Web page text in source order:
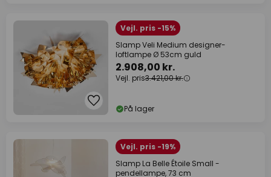
Vejl. pris -15%
Slamp Veli Medium designer-
loftlampe Ø 53cm guld
2.908,00 kr.
Vejl. pris3.421,00 kr.
På lager
Vejl. pris -19%
Slamp La Belle Étoile Small -
pendellampe, 73 cm